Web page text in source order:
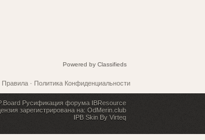
Powered by Classifieds
Политика Конфиденциальности
Правила ·
Русификация форума IBResource
зарегистрирована на: OdMerin.club
IPB Skin By Virteq